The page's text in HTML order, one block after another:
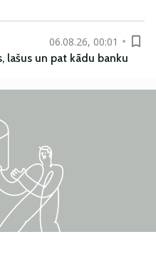
06.08.26, 00:01
lašus un pat kādu banku